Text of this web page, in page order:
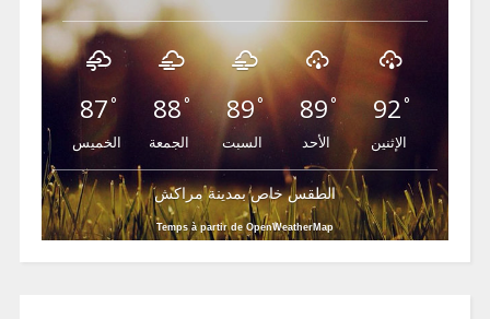
87°
الخميس
88°
الجمعة
89°
السبت
89°
الأحد
92°
الإثنين
الطقس خاص بمدينة مراكش
Temps à partir de OpenWeatherMap